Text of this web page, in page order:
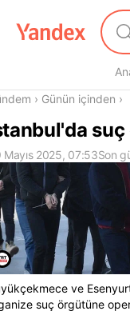
› Günün içinden ›
Mayıs 2025, 07:53Son
ve
suç örgütüne